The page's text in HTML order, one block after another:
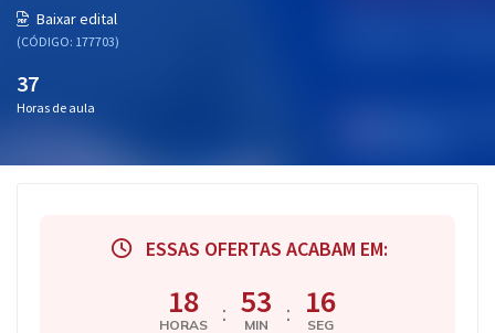
Blog
Aprovados
Baixar edital
(CÓDIGO: 177703)
37
Horas de aula
ESSAS OFERTAS ACABAM EM:
18
HORAS : 53
MIN : 15
SEG